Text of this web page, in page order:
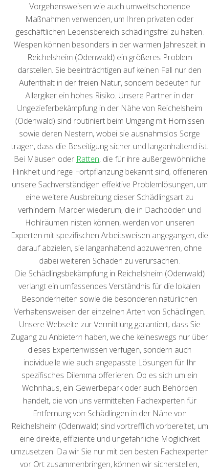
Vorgehensweisen wie auch umweltschonende
Maßnahmen verwenden, um Ihren privaten oder
geschäftlichen Lebensbereich schädlingsfrei zu halten.
Wespen können besonders in der warmen Jahreszeit in
Reichelsheim (Odenwald) ein größeres Problem
darstellen. Sie beeinträchtigen auf keinen Fall nur den
Aufenthalt in der freien Natur, sondern bedeuten für
Allergiker ein hohes Risiko. Unsere Partner in der
Ungezieferbekämpfung in der Nähe von Reichelsheim
(Odenwald) sind routiniert beim Umgang mit Hornissen
sowie deren Nestern, wobei sie ausnahmslos Sorge
tragen, dass die Beseitigung sicher und langanhaltend ist.
Bei Mäusen oder Ratten, die für ihre außergewöhnliche
Flinkheit und rege Fortpflanzung bekannt sind, offerieren
unsere Sachverständigen effektive Problemlösungen, um
eine weitere Ausbreitung dieser Schädlingsart zu
verhindern. Marder wiederum, die in Dachböden und
Hohlräumen nisten können, werden von unseren
Experten mit spezifischen Arbeitsweisen angegangen, die
darauf abzielen, sie langanhaltend abzuwehren, ohne
dabei weiteren Schaden zu verursachen.
Die Schädlingsbekämpfung in Reichelsheim (Odenwald)
verlangt ein umfassendes Verständnis für die lokalen
Besonderheiten sowie die besonderen natürlichen
Verhaltensweisen der einzelnen Arten von Schädlingen.
Unsere Webseite zur Vermittlung garantiert, dass Sie
Zugang zu Anbietern haben, welche keineswegs nur über
dieses Expertenwissen verfügen, sondern auch
individuelle wie auch angepasste Lösungen für Ihr
spezifisches Dilemma offerieren. Ob es sich um ein
Wohnhaus, ein Gewerbepark oder auch Behörden
handelt, die von uns vermittelten Fachexperten für
Entfernung von Schädlingen in der Nähe von
Reichelsheim (Odenwald) sind vortrefflich vorbereitet, um
eine direkte, effiziente und ungefährliche Möglichkeit
umzusetzen. Da wir Sie nur mit den besten Fachexperten
vor Ort zusammenbringen, können wir sicherstellen,